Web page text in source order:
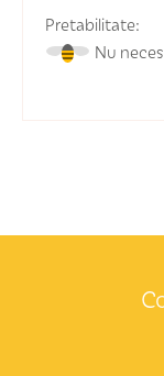
Pretabilitate:
Nu